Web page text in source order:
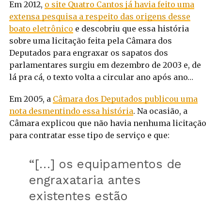
Em 2012, o site Quatro Cantos já havia feito uma
extensa pesquisa a respeito das origens desse
boato eletrônico e descobriu que essa história
sobre uma licitação feita pela Câmara dos
Deputados para engraxar os sapatos dos
parlamentares surgiu em dezembro de 2003 e, de
lá pra cá, o texto volta a circular ano após ano…
Em 2005, a Câmara dos Deputados publicou uma
nota desmentindo essa história. Na ocasião, a
Câmara explicou que não havia nenhuma licitação
para contratar esse tipo de serviço e que:
“[…] os equipamentos de
engraxataria antes
existentes estão